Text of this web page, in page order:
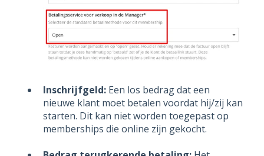
Inschrijfgeld: Een los bedrag dat een
nieuwe klant moet betalen voordat hij/zij kan
starten. Dit kan niet worden toegepast op
memberships die online zijn gekocht.